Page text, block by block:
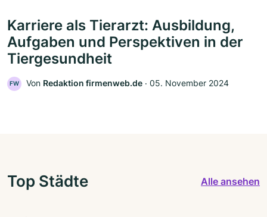
Karriere als Tierarzt: Ausbildung,
Aufgaben und Perspektiven in der
Tiergesundheit
FW Von Redaktion firmenweb.de ‧ 05. November 2024
Top Städte Alle ansehen